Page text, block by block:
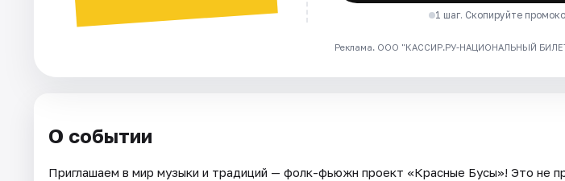
1 шаг. Скопируйте
Реклама. ООО "КАССИР.РУ-НАЦИОНАЛЬНЫЙ
О событии
Приглашаем в мир музыки и традиций — фолк-фьюжн проект «Красные Бусы»! Это не